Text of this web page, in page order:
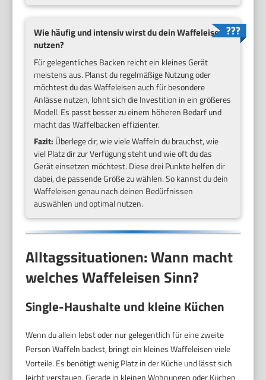
Wie häufig und intensiv wirst du dein Waffeleisen
nutzen?
Für gelegentliches Backen reicht ein kleines Gerät
meistens aus. Planst du regelmäßige Nutzung oder
möchtest du das Waffeleisen auch für besondere
Anlässe nutzen, lohnt sich die Investition in ein größeres
Modell. Es passt besser zu einem höheren Bedarf und
macht das Waffelbacken effizienter.
Fazit: Überlege dir, wie viele Waffeln du brauchst, wie
viel Platz dir zur Verfügung steht und wie oft du das
Gerät einsetzen möchtest. Diese drei Punkte helfen dir
dabei, die passende Größe zu wählen. So kannst du dein
Waffeleisen genau nach deinen Bedürfnissen
auswählen und optimal nutzen.
Alltagssituationen: Wann macht
welches Waffeleisen Sinn?
Single-Haushalte und kleine Küchen
Wenn du allein lebst oder nur gelegentlich für eine zweite
Person Waffeln backst, bringt ein kleines Waffeleisen viele
Vorteile. Es benötigt wenig Platz in der Küche und lässt sich